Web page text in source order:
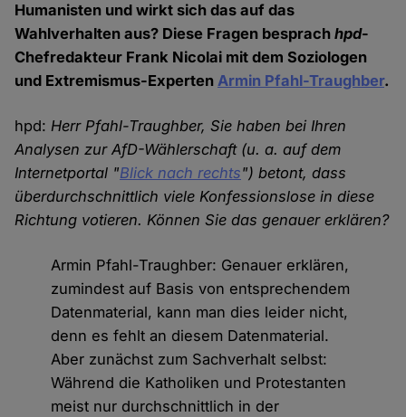
Humanisten und wirkt sich das auf das
Wahlverhalten aus? Diese Fragen besprachhpd-
Chefredakteur Frank Nicolai mit dem Soziologen
und Extremismus-ExpertenArmin Pfahl-Traughber.
hpd:Herr Pfahl-Traughber, Sie haben bei Ihren
Analysen zur AfD-Wählerschaft (u. a. auf dem
Internetportal "Blick nach rechts") betont, dass
überdurchschnittlich viele Konfessionslose in diese
Richtung votieren. Können Sie das genauer erklären?
Armin Pfahl-Traughber: Genauer erklären,
zumindest auf Basis von entsprechendem
Datenmaterial, kann man dies leider nicht,
denn es fehlt an diesem Datenmaterial.
Aber zunächst zum Sachverhalt selbst:
Während die Katholiken und Protestanten
meist nur durchschnittlich in der